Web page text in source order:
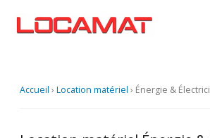
Accueil › Location matériel › Énergie &